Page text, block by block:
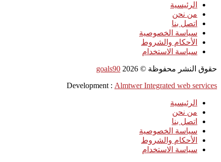
الرئيسية
من نحن
اتصل بنا
سياسة الخصوصية
الأحكام والشروط
سياسة الاستخدام
حقوق النشر محفوظة © goals90 2026
Development : Almtwer Integrated web services
الرئيسية
من نحن
اتصل بنا
سياسة الخصوصية
الأحكام والشروط
سياسة الاستخدام